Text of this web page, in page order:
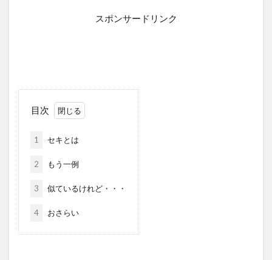
スポンサードリンク
目次
1 セキとは
2 もう一例
3 似ているけれど・・・
4 おさらい